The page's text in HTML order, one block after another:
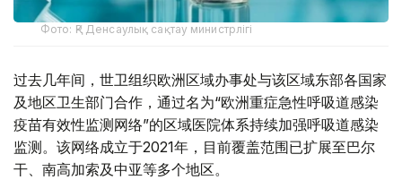
Фото: ҚР Денсаулық сақтау министрлігі
过去几年间，世卫组织欧洲区域办事处与该区域东部各国家
及地区卫生部门合作，通过名为“欧洲重症急性呼吸道感染
疫苗有效性监测网络”的区域医院体系持续加强呼吸道感染
监测。该网络成立于2021年，目前覆盖范围已扩展至巴尔
干、南高加索及中亚等多个地区。